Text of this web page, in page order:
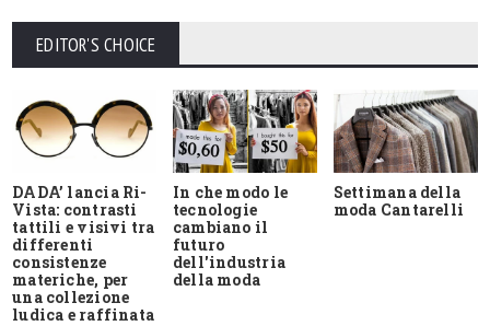
EDITOR'S CHOICE
DADA’ lancia Ri-
Vista: contrasti
tattili e visivi tra
differenti
consistenze
materiche, per
una collezione
ludica e raffinata
In che modo le
tecnologie
cambiano il
futuro
dell'industria
della moda
Settimana della
moda Cantarelli